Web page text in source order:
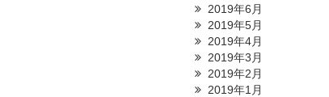
2019年6月
2019年5月
2019年4月
2019年3月
2019年2月
2019年1月